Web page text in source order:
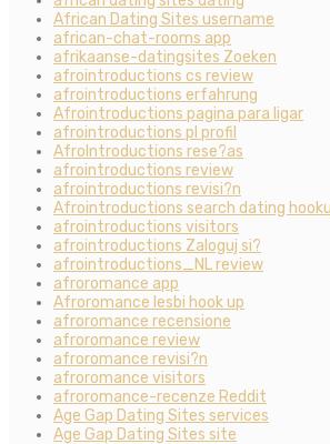
African Dating Sites username
african-chat-rooms app
afrikaanse-datingsites Zoeken
afrointroductions cs review
afrointroductions erfahrung
Afrointroductions pagina para ligar
afrointroductions pl profil
AfroIntroductions rese?as
afrointroductions review
afrointroductions revisi?n
Afrointroductions search dating
afrointroductions visitors
afrointroductions Zaloguj si?
afrointroductions_NL review
afroromance app
Afroromance lesbi hook up
afroromance recensione
afroromance review
afroromance revisi?n
afroromance visitors
afroromance-recenze Reddit
Age Gap Dating Sites services
Age Gap Dating Sites site